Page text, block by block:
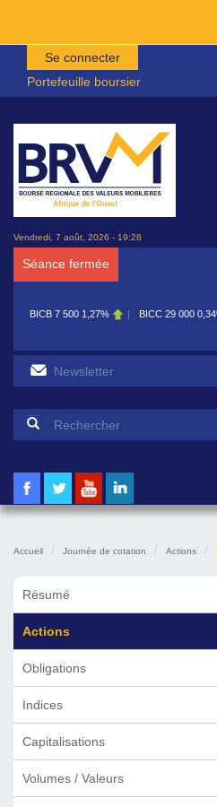
Aller au contenu principal
Se connecter
Portefeuille boursier
Vendredi, 7 août, 2026 - 19:28
Séance fermée
BICB 7 500 1,27% BICC 29 000
Formulaire de
Accueil Journée de cotation Actions
Résumé
Actions
Obligations
Indices
Capitalisations
Volumes / Valeurs